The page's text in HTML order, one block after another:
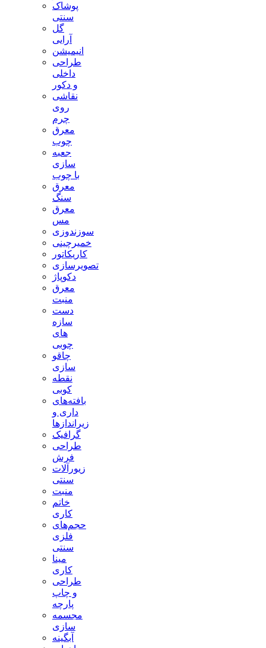
پوشاک
سنتی
گل
آرایی
انیمیشن
طراحی
داخلی
و دکور
نقاشی
روی
چرم
معرق
چوب
جعبه
سازی
با چوب
معرق
سنگ
معرق
مس
سوزندوزی
خمیرچینی
کاریکاتور
تصویرسازی
دکوپاژ
معرق
منبت
دست
سازه
های
چوبی
چاقو
سازی
نقطه
کوبی
بافته‌های
داری و
زیراندازها
گرافیک
طراحی
فرش
زیورآلات
سنتی
منبت
خاتم
کاری
حجم‌های
فلزی
سنتی
مینا
کاری
طراحی
و چاپ
پارچه
مجسمه
سازی
آبگینه